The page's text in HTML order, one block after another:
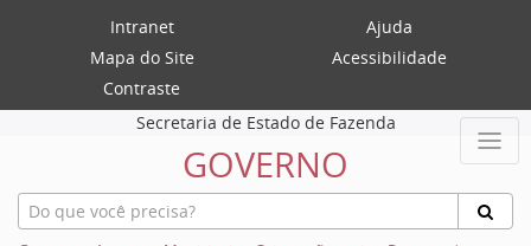
Intranet
Ajuda
Mapa do Site
Acessibilidade
Contraste
Secretaria de Estado de Fazenda
GOVERNO